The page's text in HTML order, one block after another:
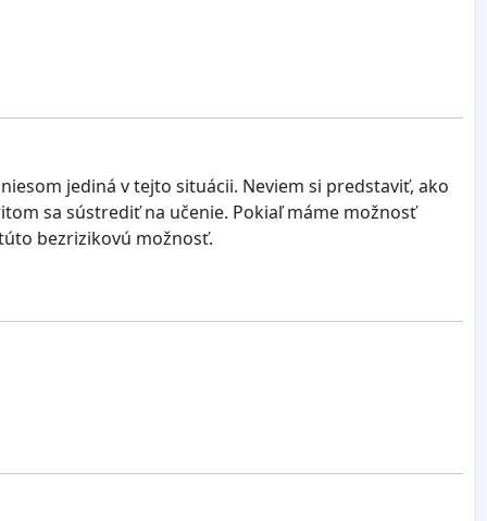
jediná v tejto situácii. Neviem si predstaviť, ako
sa sústrediť na učenie. Pokiaľ máme možnosť
bezrizikovú možnosť.